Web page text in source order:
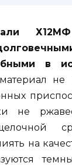
в
не
не
на